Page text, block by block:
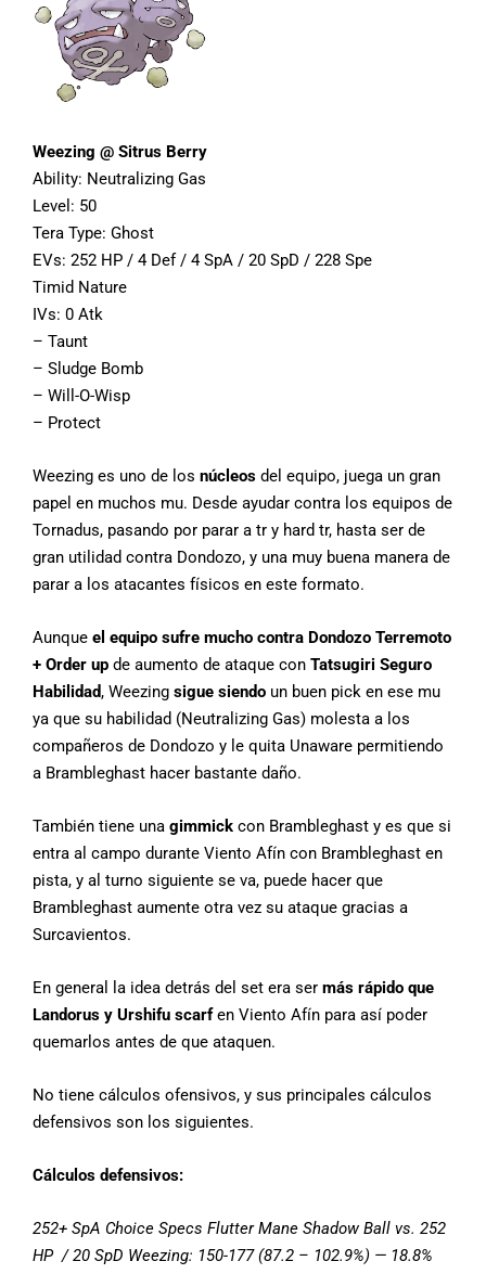
Weezing @ Sitrus Berry
Ability: Neutralizing Gas
Level: 50
Tera Type: Ghost
EVs: 252 HP / 4 Def / 4 SpA / 20 SpD / 228 Spe
Timid Nature
IVs: 0 Atk
– Taunt
– Sludge Bomb
– Will-O-Wisp
– Protect
Weezing es uno de los núcleos del equipo, juega un gran
papel en muchos mu. Desde ayudar contra los equipos de
Tornadus, pasando por parar a tr y hard tr, hasta ser de
gran utilidad contra Dondozo, y una muy buena manera de
parar a los atacantes físicos en este formato.
Aunque el equipo sufre mucho contra Dondozo Terremoto
+ Order up de aumento de ataque con Tatsugiri Seguro
Habilidad, Weezing sigue siendo un buen pick en ese mu
ya que su habilidad (Neutralizing Gas) molesta a los
compañeros de Dondozo y le quita Unaware permitiendo
a Brambleghast hacer bastante daño.
También tiene una gimmick con Brambleghast y es que si
entra al campo durante Viento Afín con Brambleghast en
pista, y al turno siguiente se va, puede hacer que
Brambleghast aumente otra vez su ataque gracias a
Surcavientos.
En general la idea detrás del set era ser más rápido que
Landorus y Urshifu scarfen Viento Afín para así poder
quemarlos antes de que ataquen.
No tiene cálculos ofensivos, y sus principales cálculos
defensivos son los siguientes.
Cálculos defensivos:
252+ SpA Choice Specs Flutter Mane Shadow Ball vs. 252
HP / 20 SpD Weezing: 150-177 (87.2 – 102.9%) — 18.8%